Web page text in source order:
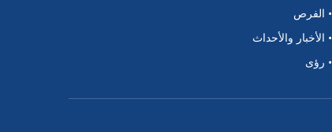
• الفرص
• الأخبار والأحداث
• رؤى